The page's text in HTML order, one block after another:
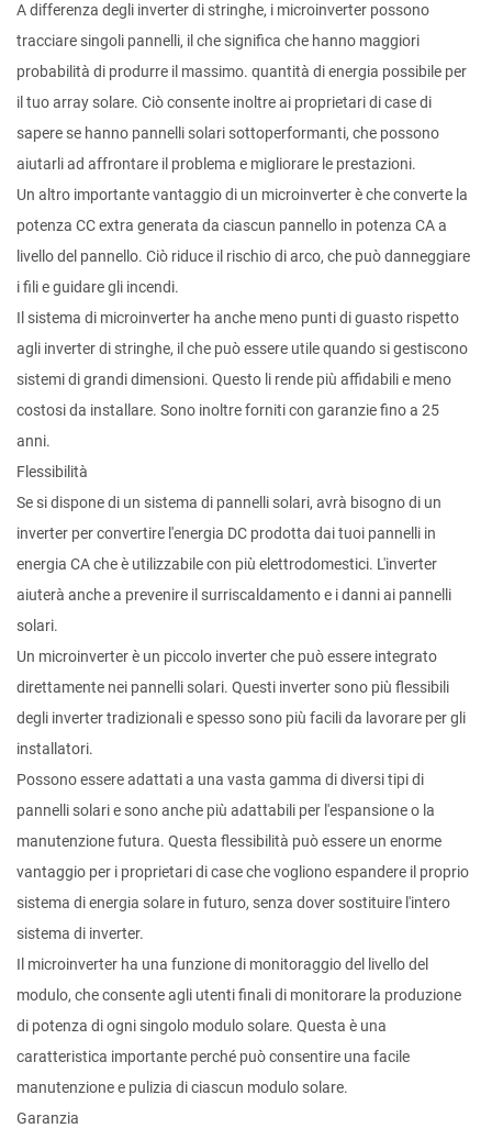
A differenza degli inverter di stringhe, i microinverter possono
tracciare singoli pannelli, il che significa che hanno maggiori
probabilità di produrre il massimo. quantità di energia possibile per
il tuo array solare. Ciò consente inoltre ai proprietari di case di
sapere se hanno pannelli solari sottoperformanti, che possono
aiutarli ad affrontare il problema e migliorare le prestazioni.
Un altro importante vantaggio di un microinverter è che converte la
potenza CC extra generata da ciascun pannello in potenza CA a
livello del pannello. Ciò riduce il rischio di arco, che può danneggiare
i fili e guidare gli incendi.
Il sistema di microinverter ha anche meno punti di guasto rispetto
agli inverter di stringhe, il che può essere utile quando si gestiscono
sistemi di grandi dimensioni. Questo li rende più affidabili e meno
costosi da installare. Sono inoltre forniti con garanzie fino a 25
anni.
Flessibilità
Se si dispone di un sistema di pannelli solari, avrà bisogno di un
inverter per convertire l'energia DC prodotta dai tuoi pannelli in
energia CA che è utilizzabile con più elettrodomestici. L'inverter
aiuterà anche a prevenire il surriscaldamento e i danni ai pannelli
solari.
Un microinverter è un piccolo inverter che può essere integrato
direttamente nei pannelli solari. Questi inverter sono più flessibili
degli inverter tradizionali e spesso sono più facili da lavorare per gli
installatori.
Possono essere adattati a una vasta gamma di diversi tipi di
pannelli solari e sono anche più adattabili per l'espansione o la
manutenzione futura. Questa flessibilità può essere un enorme
vantaggio per i proprietari di case che vogliono espandere il proprio
sistema di energia solare in futuro, senza dover sostituire l'intero
sistema di inverter.
Il microinverter ha una funzione di monitoraggio del livello del
modulo, che consente agli utenti finali di monitorare la produzione
di potenza di ogni singolo modulo solare. Questa è una
caratteristica importante perché può consentire una facile
manutenzione e pulizia di ciascun modulo solare.
Garanzia